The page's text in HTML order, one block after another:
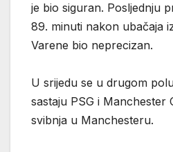
je bio siguran. Posljednju
89. minuti nakon ubačaja
Varene bio neprecizan.
U srijedu se u drugom
sastaju PSG i Manchester
svibnja u Manchesteru.